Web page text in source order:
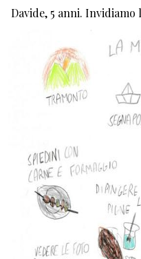
Davide, 5 anni. Invidiamo